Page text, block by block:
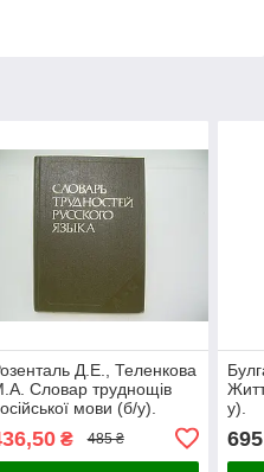
Д.Е., Теленкова
Словар труднощів
мови (б/у).
₴ 485 ₴
у).
695